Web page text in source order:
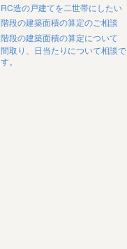
RC造の戸建てを二世帯にしたい
階段の建築面積の算定のご相談
階段の建築面積の算定について
間取り、日当たりについて相談で
す。